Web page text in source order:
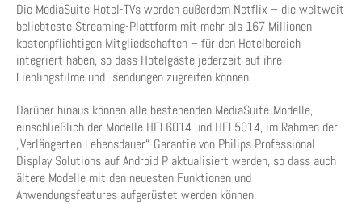
Die MediaSuite Hotel-TVs werden außerdem Netflix – die weltweit
beliebteste Streaming-Plattform mit mehr als 167 Millionen
kostenpflichtigen Mitgliedschaften – für den Hotelbereich
integriert haben, so dass Hotelgäste jederzeit auf ihre
Lieblingsfilme und -sendungen zugreifen können.
Darüber hinaus können alle bestehenden MediaSuite-Modelle,
einschließlich der Modelle HFL6014 und HFL5014, im Rahmen der
„Verlängerten Lebensdauer“-Garantie von Philips Professional
Display Solutions auf Android P aktualisiert werden, so dass auch
ältere Modelle mit den neuesten Funktionen und
Anwendungsfeatures aufgerüstet werden können.